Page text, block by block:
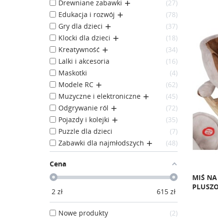
Drewniane zabawki
27
Edukacja i rozwój
78
Gry dla dzieci
37
Klocki dla dzieci
18
Kreatywność
34
Lalki i akcesoria
16
Maskotki
4
Modele RC
62
Muzyczne i elektroniczne
45
Odgrywanie ról
72
Pojazdy i kolejki
35
Puzzle dla dzieci
7
Zabawki dla najmłodszych
48
Cena
2 zł 615zł
Nowe produkty 2
MIŚ